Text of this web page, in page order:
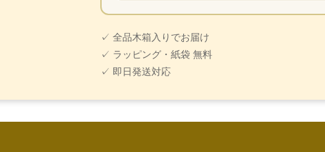
✓ 全品木箱入りでお届け
✓ ラッピング・紙袋 無料
✓ 即日発送対応